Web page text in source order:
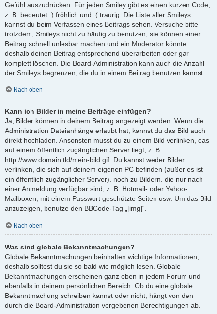
Gefühl auszudrücken. Für jeden Smiley gibt es einen kurzen Code,
z. B. bedeutet :) fröhlich und :( traurig. Die Liste aller Smileys
kannst du beim Verfassen eines Beitrags sehen. Versuche bitte
trotzdem, Smileys nicht zu häufig zu benutzen, sie können einen
Beitrag schnell unlesbar machen und ein Moderator könnte
deshalb deinen Beitrag entsprechend überarbeiten oder gar
komplett löschen. Die Board-Administration kann auch die Anzahl
der Smileys begrenzen, die du in einem Beitrag benutzen kannst.
Nach oben
Kann ich Bilder in meine Beiträge einfügen?
Ja, Bilder können in deinem Beitrag angezeigt werden. Wenn die
Administration Dateianhänge erlaubt hat, kannst du das Bild auch
direkt hochladen. Ansonsten musst du zu einem Bild verlinken, das
auf einem öffentlich zugänglichen Server liegt, z. B.
http://www.domain.tld/mein-bild.gif. Du kannst weder Bilder
verlinken, die sich auf deinem eigenen PC befinden (außer es ist
ein öffentlich zugänglicher Server), noch zu Bildern, die nur nach
einer Anmeldung verfügbar sind, z. B. Hotmail- oder Yahoo-
Mailboxen, mit einem Passwort geschützte Seiten usw. Um das Bild
anzuzeigen, benutze den BBCode-Tag „[img]“.
Nach oben
Was sind globale Bekanntmachungen?
Globale Bekanntmachungen beinhalten wichtige Informationen,
deshalb solltest du sie so bald wie möglich lesen. Globale
Bekanntmachungen erscheinen ganz oben in jedem Forum und
ebenfalls in deinem persönlichen Bereich. Ob du eine globale
Bekanntmachung schreiben kannst oder nicht, hängt von den
durch die Board-Administration vergebenen Berechtigungen ab.